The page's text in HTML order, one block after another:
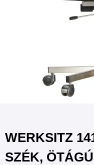
WERKSITZ
SZÉK,